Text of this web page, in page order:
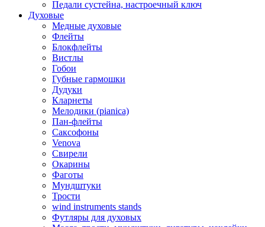
Педали сустейна, настроечный ключ
Духовые
Медные духовые
Флейты
Блокфлейты
Вистлы
Гобои
Губные гармошки
Дудуки
Кларнеты
Мелодики (pianica)
Пан-флейты
Саксофоны
Venova
Свирели
Окарины
Фаготы
Мундштуки
Трости
wind instruments stands
Футляры для духовых